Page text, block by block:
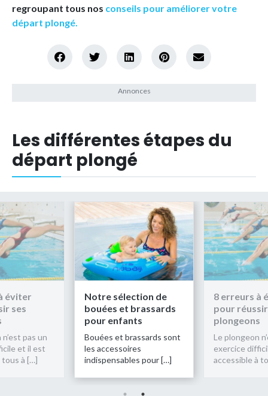
regroupant tous nos conseils pour améliorer votre
départ plongé.
Les différentes étapes du
départ plongé
éviter
ses
pas un
et il est
tous à […]
Notre sélection de
bouées et brassards
pour enfants
Bouées et brassards sont
les accessoires
indispensables pour […]
8 erreurs à
pour
plongeons
Le plongeon
exercice
accessible à